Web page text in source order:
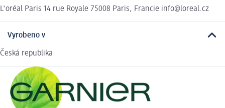
L'oréal Paris 14 rue Royale 75008 Paris, Francie info@loreal.cz
Vyrobeno v
Česká republika